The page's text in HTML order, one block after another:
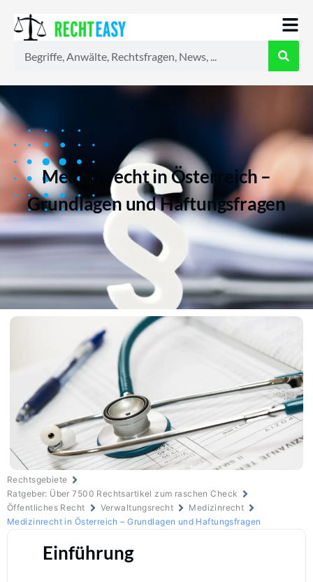
Medizinrecht in Österreich –
Grundlagen und Haftungsfragen
Rechtsgebiete
Ratgeber: Über 7500 Rechtsartikel zum raschen Check
Öffentliches Recht
Verwaltungsrecht
Medizinrecht
Medizinrecht in Österreich – Grundlagen und Haftungsfragen
Einführung